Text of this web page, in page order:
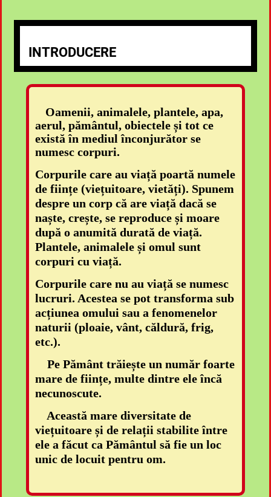
INTRODUCERE
Oamenii, animalele, plantele, apa,
aerul, pământul, obiectele și tot ce
există în mediul înconjurător se
numesc corpuri.
Corpurile care au viață poartă numele
de ființe (viețuitoare, vietăți). Spunem
despre un corp că are viață dacă se
naște, crește, se reproduce și moare
după o anumită durată de viață.
Plantele, animalele și omul sunt
corpuri cu viață.
Corpurile care nu au viață se numesc
lucruri. Acestea se pot transforma sub
acțiunea omului sau a fenomenelor
naturii (ploaie, vânt, căldură, frig,
etc.).
Pe Pământ trăiește un număr foarte
mare de ființe, multe dintre ele încă
necunoscute.
Această mare diversitate de
viețuitoare și de relații stabilite între
ele a făcut ca Pământul să fie un loc
unic de locuit pentru om.